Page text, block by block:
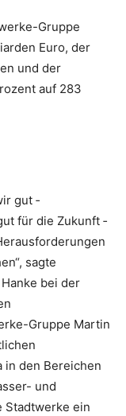
Gruppe
Euro, der
und der
auf 283
gut
für die Zukunft
sagte
bei der
Gruppe Martin
in den Bereichen
und
Stadtwerke ein